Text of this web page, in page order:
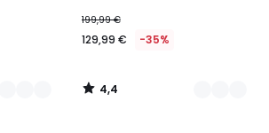
199,99 €
129,99 € -35%
4,4
/